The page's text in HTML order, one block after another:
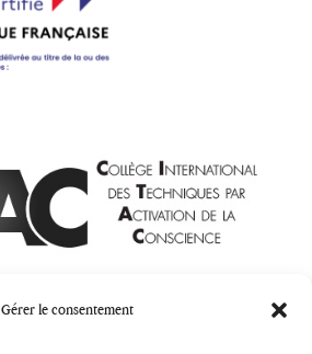
Gérer le consentement